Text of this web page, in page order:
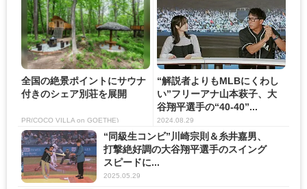
全国の絶景ポイントにサウナ
付きのシェア別荘を展開
PR(COCO VILLA on GOETHE)
“解説者よりもMLBにくわし
い”フリーアナ山本萩子、大
谷翔平選手の“40-40”...
2024.08.29
“同級生コンビ”川崎宗則＆糸井嘉男、
打撃絶好調の大谷翔平選手のスイング
スピードに...
2025.05.29